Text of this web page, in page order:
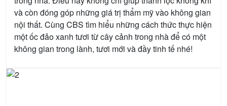
và còn đóng góp những giá trị thẩm mỹ vào không gian
nội thất. Cùng CBS tìm hiểu những cách thức thực hiện
một ốc đảo xanh tươi từ cây cảnh trong nhà để có một
không gian trong lành, tươi mới và đầy tinh tế nhé!